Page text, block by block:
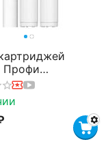
Профи